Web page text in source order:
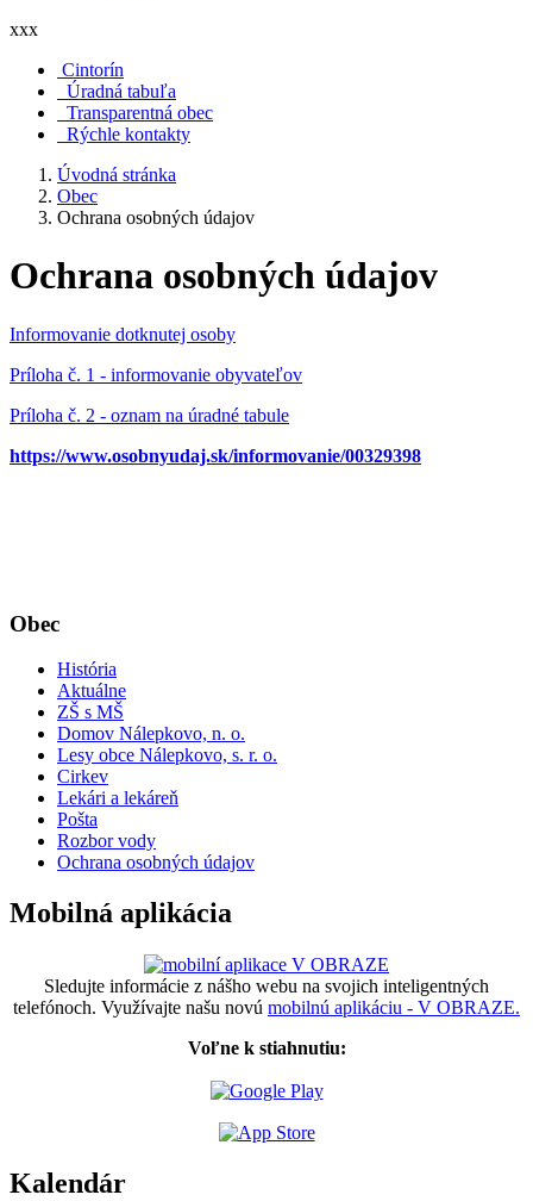
xxx
Cintorín
Úradná tabuľa
Transparentná obec
Rýchle kontakty
Úvodná stránka
Obec
Ochrana osobných údajov
Ochrana osobných údajov
Informovanie dotknutej osoby
Príloha č. 1 - informovanie obyvateľov
Príloha č. 2 - oznam na úradné tabule
https://www.osobnyudaj.sk/informovanie/00329398
Obec
História
Aktuálne
ZŠ s MŠ
Domov Nálepkovo, n. o.
Lesy obce Nálepkovo, s. r. o.
Cirkev
Lekári a lekáreň
Pošta
Rozbor vody
Ochrana osobných údajov
Mobilná aplikácia
Sledujte informácie z nášho webu na svojich inteligentných
telefónoch. Využívajte našu novú mobilnú aplikáciu - V OBRAZE.
Voľne k stiahnutiu:
Kalendár